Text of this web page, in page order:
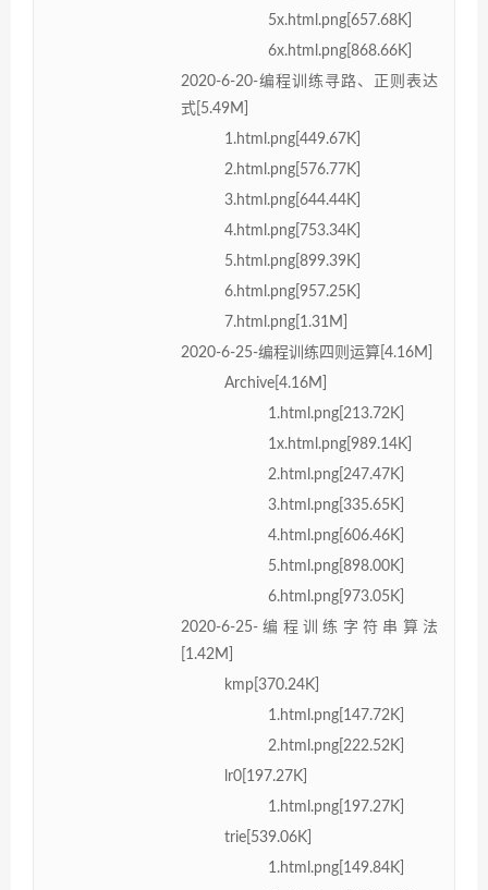
5x.html.png[657.68K]
6x.html.png[868.66K]
2020-6-20-编程训练寻路、正则表达
式[5.49M]
1.html.png[449.67K]
2.html.png[576.77K]
3.html.png[644.44K]
4.html.png[753.34K]
5.html.png[899.39K]
6.html.png[957.25K]
7.html.png[1.31M]
2020-6-25-编程训练四则运算[4.16M]
Archive[4.16M]
1.html.png[213.72K]
1x.html.png[989.14K]
2.html.png[247.47K]
3.html.png[335.65K]
4.html.png[606.46K]
5.html.png[898.00K]
6.html.png[973.05K]
2020-6-25-编程训练字符串算法
[1.42M]
kmp[370.24K]
1.html.png[147.72K]
2.html.png[222.52K]
lr0[197.27K]
1.html.png[197.27K]
trie[539.06K]
1.html.png[149.84K]